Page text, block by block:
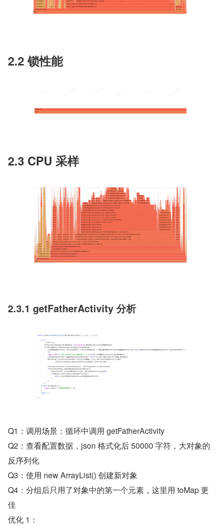
2.2 锁性能
2.3 CPU 采样
2.3.1 getFatherActivity 分析
Q1：调用场景：循环中调用 getFatherActivity
Q2：查看配置数据，json 格式化后 50000 字符，大对象的
反序列化
Q3：使用 new ArrayList() 创建新对象
Q4：分组后只用了对象中的第一个元素，这里用 toMap 更
佳
优化 1：